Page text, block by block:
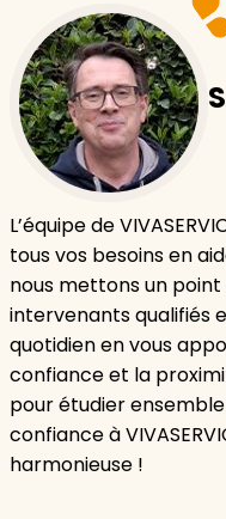
L’équipe de
tous vos besoins en
nous mettons un
intervenants qualifiés
quotidien en vous
confiance et la
pour étudier
confiance à
harmonieuse !